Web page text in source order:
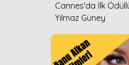
Cannes'da İlk
Yılmaz Güney